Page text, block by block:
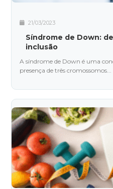
21/03/2023
Síndrome de Down:
inclusão
A síndrome de Down é uma
presença de três cromossomos...